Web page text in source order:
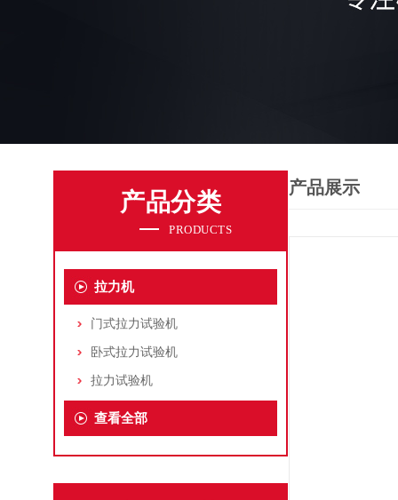
产品分类
PRODUCTS
拉力机
门式拉力试验机
卧式拉力试验机
拉力试验机
查看全部
产品展示